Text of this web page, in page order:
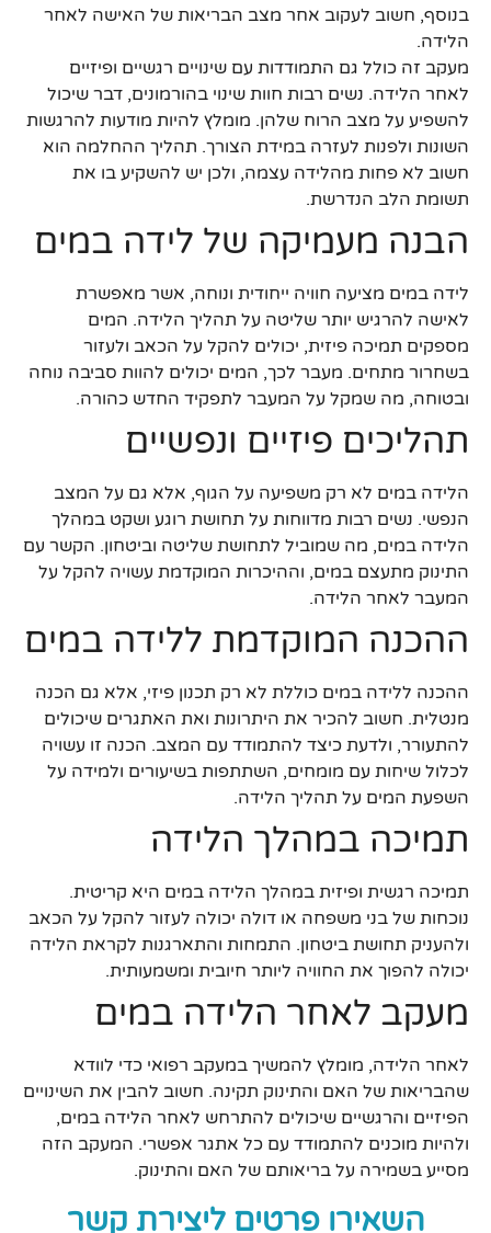
בנוסף, חשוב לעקוב אחר מצב הבריאות של האישה לאחר
הלידה.
מעקב זה כולל גם התמודדות עם שינויים רגשיים ופיזיים
לאחר הלידה. נשים רבות חוות שינוי בהורמונים, דבר שיכול
להשפיע על מצב הרוח שלהן. מומלץ להיות מודעות להרגשות
השונות ולפנות לעזרה במידת הצורך. תהליך ההחלמה הוא
חשוב לא פחות מהלידה עצמה, ולכן יש להשקיע בו את
תשומת הלב הנדרשת.
הבנה מעמיקה של לידה במים
לידה במים מציעה חוויה ייחודית ונוחה, אשר מאפשרת
לאישה להרגיש יותר שליטה על תהליך הלידה. המים
מספקים תמיכה פיזית, יכולים להקל על הכאב ולעזור
בשחרור מתחים. מעבר לכך, המים יכולים להוות סביבה נוחה
ובטוחה, מה שמקל על המעבר לתפקיד החדש כהורה.
תהליכים פיזיים ונפשיים
הלידה במים לא רק משפיעה על הגוף, אלא גם על המצב
הנפשי. נשים רבות מדווחות על תחושת רוגע ושקט במהלך
הלידה במים, מה שמוביל לתחושת שליטה וביטחון. הקשר עם
התינוק מתעצם במים, וההיכרות המוקדמת עשויה להקל על
המעבר לאחר הלידה.
ההכנה המוקדמת ללידה במים
ההכנה ללידה במים כוללת לא רק תכנון פיזי, אלא גם הכנה
מנטלית. חשוב להכיר את היתרונות ואת האתגרים שיכולים
להתעורר, ולדעת כיצד להתמודד עם המצב. הכנה זו עשויה
לכלול שיחות עם מומחים, השתתפות בשיעורים ולמידה על
השפעת המים על תהליך הלידה.
תמיכה במהלך הלידה
תמיכה רגשית ופיזית במהלך הלידה במים היא קריטית.
נוכחות של בני משפחה או דולה יכולה לעזור להקל על הכאב
ולהעניק תחושת ביטחון. התמחות והתארגנות לקראת הלידה
יכולה להפוך את החוויה ליותר חיובית ומשמעותית.
מעקב לאחר הלידה במים
לאחר הלידה, מומלץ להמשיך במעקב רפואי כדי לוודא
שהבריאות של האם והתינוק תקינה. חשוב להבין את השינויים
הפיזיים והרגשיים שיכולים להתרחש לאחר הלידה במים,
ולהיות מוכנים להתמודד עם כל אתגר אפשרי. המעקב הזה
מסייע בשמירה על בריאותם של האם והתינוק.
השאירו פרטים ליצירת קשר